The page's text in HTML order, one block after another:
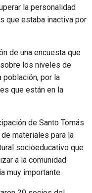
la personalidad
que estaba inactiva por
de una encuesta que
los niveles de
por la
que están en la
de Santo Tomás
materiales para la
socioeducativo que
a la comunidad
muy importante.